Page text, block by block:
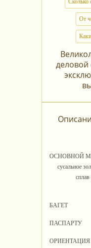
Сколько
От
деловой
ОСНОВНОЙ
сусальное
БАГЕТ
ПАСПАРТУ
ОРИЕНТАЦИЯ